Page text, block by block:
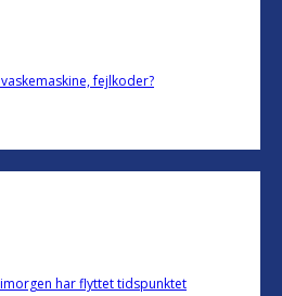
fejlkoder?
har flyttet tidspunktet